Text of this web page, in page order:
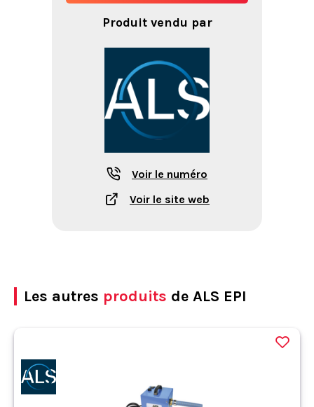
Produit vendu par
Voir le numéro
Voir le site web
Les autres produits de ALS EPI